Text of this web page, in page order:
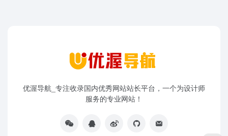
优渥导航_专注收录国内优秀网站站长平台，一个为设计师
服务的专业网站！